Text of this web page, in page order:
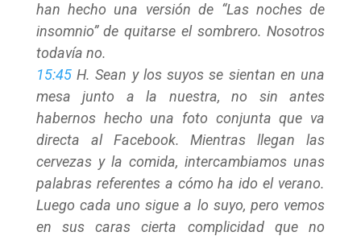
han hecho una versión de “Las noches de
insomnio” de quitarse el sombrero. Nosotros
todavía no.
15:45H. Sean y los suyos se sientan en una
mesa junto a la nuestra, no sin antes
habernos hecho una foto conjunta que va
directa al Facebook. Mientras llegan las
cervezas y la comida, intercambiamos unas
palabras referentes a cómo ha ido el verano.
Luego cada uno sigue a lo suyo, pero vemos
en sus caras cierta complicidad que no